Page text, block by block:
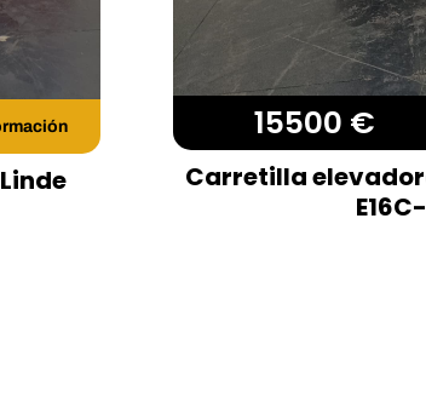
15500 €
Carretilla